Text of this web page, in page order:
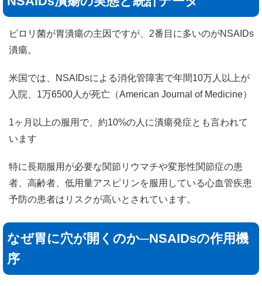
ピロリ菌が胃潰瘍の主因ですが、2番目に多いのがNSAIDs
潰瘍。
米国では、NSAIDsによる消化管障害で年間10万人以上が
入院、1万6500人が死亡（American Journal of Medicine）
1ヶ月以上の服用で、約10%の人に潰瘍発症とも言われて
います
特に長期服用が必要な関節リウマチや変形性関節症の患
者、高齢者、低用量アスピリンを服用している心血管疾患
予防の患者はリスクが高いとされています。
なぜ胃に穴が開くのか─NSAIDsの作用機
序